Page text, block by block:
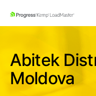
SKIP NAVIGATION
Abitek
Moldova